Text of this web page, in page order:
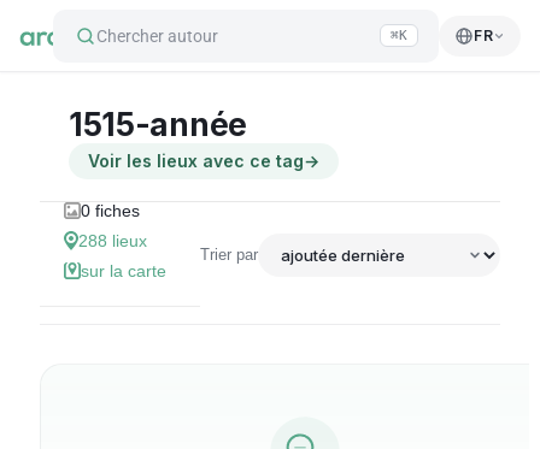
Chercher autour ⌘K FR
1515-année
Voir les lieux avec ce tag→
0 fiches
288 lieux
sur la carte
Trier par